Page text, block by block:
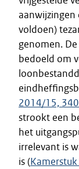
aanwijzingen
voldoen)
genomen.
bedoeld om
2014/15,
strookt een
het
irrelevant is
is (